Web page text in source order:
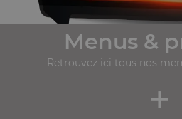
Menus &
Retrouvez ici tous nos
+